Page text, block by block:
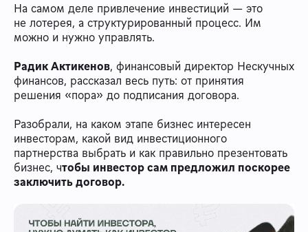
На самом деле привлечение инвестиций — это
не лотерея, а структурированный процесс. Им
можно и нужно управлять.
Радик Актикенов, финансовый директор Нескучных
финансов, рассказал весь путь: от принятия
решения «пора» до подписания договора.
Разобрали, на каком этапе бизнес интересен
инвесторам, какой вид инвестиционного
партнерства выбрать и как правильно презентовать
бизнес, чтобы инвестор сам предложил поскорее
заключить договор.